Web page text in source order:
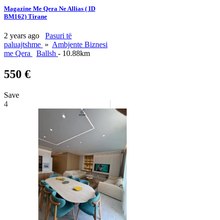
Magazine Me Qera Ne Allias ( ID
BM162) Tirane
2 years ago
Pasuri të
paluajtshme » Ambjente Biznesi
me Qera
Ballsh - 10.88km
550 €
Save
4